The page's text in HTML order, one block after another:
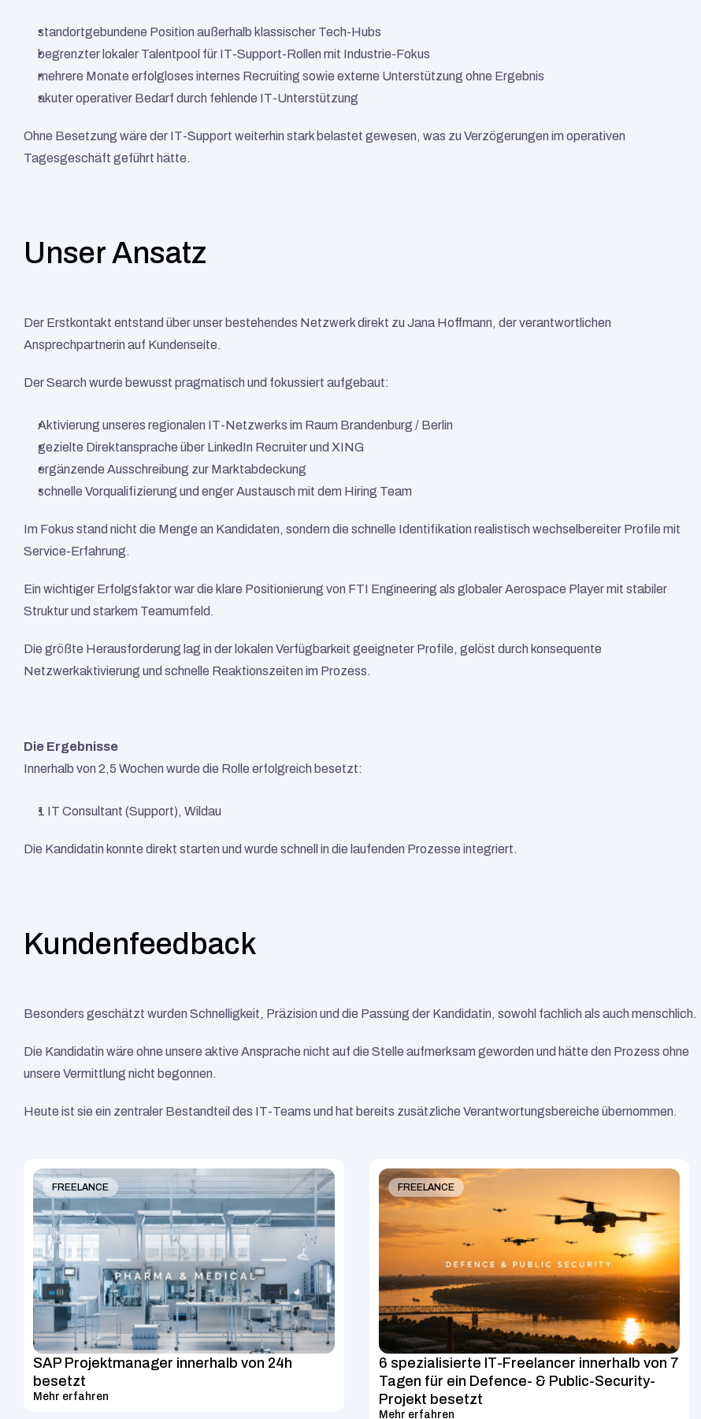
standortgebundene Position außerhalb klassischer Tech-Hubs
begrenzter lokaler Talentpool für IT-Support-Rollen mit Industrie-Fokus
mehrere Monate erfolgloses internes Recruiting sowie externe Unterstützung ohne Ergebnis
akuter operativer Bedarf durch fehlende IT-Unterstützung
Ohne Besetzung wäre der IT-Support weiterhin stark belastet gewesen, was zu Verzögerungen im operativen
Tagesgeschäft geführt hätte.
Unser Ansatz
Der Erstkontakt entstand über unser bestehendes Netzwerk direkt zu Jana Hoffmann, der verantwortlichen
Ansprechpartnerin auf Kundenseite.
Der Search wurde bewusst pragmatisch und fokussiert aufgebaut:
Aktivierung unseres regionalen IT-Netzwerks im Raum Brandenburg / Berlin
gezielte Direktansprache über LinkedIn Recruiter und XING
ergänzende Ausschreibung zur Marktabdeckung
schnelle Vorqualifizierung und enger Austausch mit dem Hiring Team
Im Fokus stand nicht die Menge an Kandidaten, sondern die schnelle Identifikation realistisch wechselbereiter Profile mit
Service-Erfahrung.
Ein wichtiger Erfolgsfaktor war die klare Positionierung von FTI Engineering als globaler Aerospace Player mit stabiler
Struktur und starkem Teamumfeld.
Die größte Herausforderung lag in der lokalen Verfügbarkeit geeigneter Profile, gelöst durch konsequente
Netzwerkaktivierung und schnelle Reaktionszeiten im Prozess.
Die Ergebnisse
Innerhalb von 2,5 Wochen wurde die Rolle erfolgreich besetzt:
1 IT Consultant (Support), Wildau
Die Kandidatin konnte direkt starten und wurde schnell in die laufenden Prozesse integriert.
Kundenfeedback
Besonders geschätzt wurden Schnelligkeit, Präzision und die Passung der Kandidatin, sowohl fachlich als auch menschlich.
Die Kandidatin wäre ohne unsere aktive Ansprache nicht auf die Stelle aufmerksam geworden und hätte den Prozess ohne
unsere Vermittlung nicht begonnen.
Heute ist sie ein zentraler Bestandteil des IT-Teams und hat bereits zusätzliche Verantwortungsbereiche übernommen.
ÄHNLICHE FALLSTUDIEN
FREELANCE
SAP Projektmanager innerhalb von 24h
besetzt
Mehr erfahren
FREELANCE
6 spezialisierte IT-Freelancer innerhalb von 7
Tagen für ein Defence- & Public-Security-
Projekt besetzt
Mehr erfahren